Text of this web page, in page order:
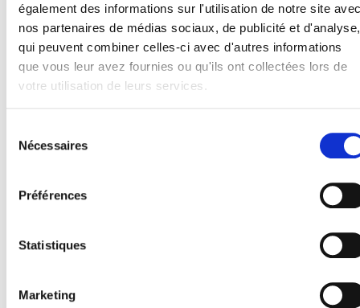
également des informations sur l'utilisation de notre site
nos partenaires de médias sociaux, de publicité et d'analyse,
qui peuvent combiner celles-ci avec d'autres informations
que vous leur avez fournies ou qu'ils ont collectées lors de
votre utilisation de leurs services.
Nécessaires
Préférences
Statistiques
Marketing
Turny Evo
Turny Low Vehicle
Chair Topper
Rails
Nouvelles